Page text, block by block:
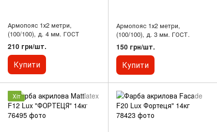
Армопояс 1х2 метри,
(100/100), д. 4 мм. ГОСТ
210 грн/шт.
Купити
Армопояс 1х2 метри,
(100/100), д. 3 мм. ГОСТ.
150 грн/шт.
Купити
Хіт